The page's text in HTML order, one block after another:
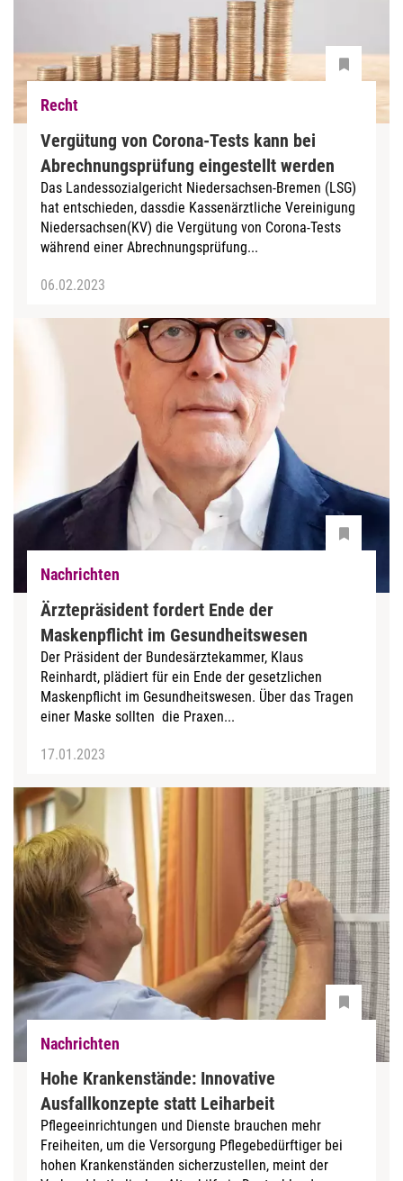
Recht
Vergütung von Corona-Tests kann bei
Abrechnungsprüfung eingestellt werden
Das Landessozialgericht Niedersachsen-Bremen (LSG)
hat entschieden, dassdie Kassenärztliche Vereinigung
Niedersachsen(KV) die Vergütung von Corona-Tests
während einer Abrechnungsprüfung...
06.02.2023
Nachrichten
Ärztepräsident fordert Ende der
Maskenpflicht im Gesundheitswesen
Der Präsident der Bundesärztekammer, Klaus
Reinhardt, plädiert für ein Ende der gesetzlichen
Maskenpflicht im Gesundheitswesen. Über das Tragen
einer Maske sollten die Praxen...
17.01.2023
Nachrichten
Hohe Krankenstände: Innovative
Ausfallkonzepte statt Leiharbeit
Pflegeeinrichtungen und Dienste brauchen mehr
Freiheiten, um die Versorgung Pflegebedürftiger bei
hohen Krankenständen sicherzustellen, meint der